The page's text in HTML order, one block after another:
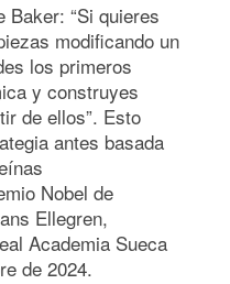
Baker: “Si quieres
modificando un
los primeros
y construyes
de ellos”. Esto
antes basada
Nobel de
Ellegren,
Academia Sueca
de 2024.